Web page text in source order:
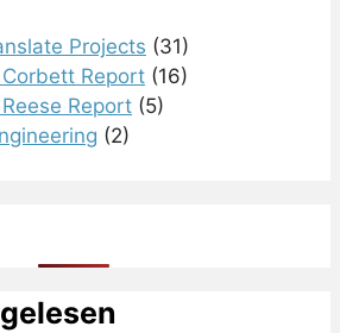
Projects (31)
Report (16)
Report (5)
(2)